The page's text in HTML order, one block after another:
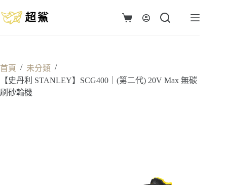
至
容
購
首頁 / 未分類 /
【史丹利 STANLEY】SCG400｜(第二代) 20V Max 無碳
刷砂輪機